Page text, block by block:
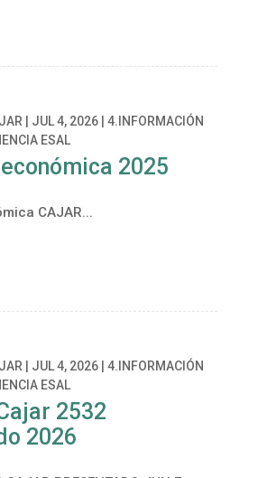
JUL 4, 2026| 4.INFORMACIÓN
ESAL
2025
CAJAR...
JUL 4, 2026| 4.INFORMACIÓN
ESAL
2532
2026